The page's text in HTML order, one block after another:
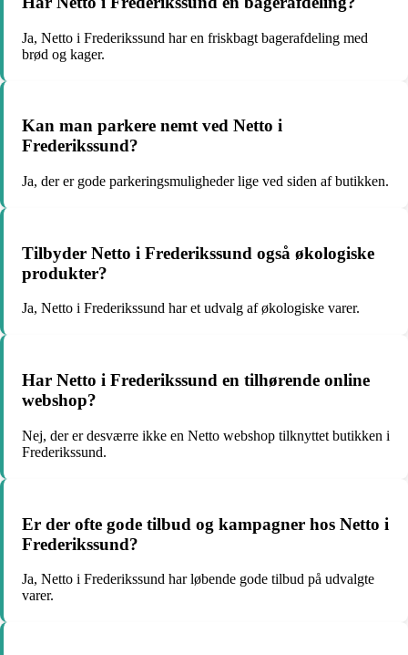
Ja, Netto i Frederikssund har en friskbagt bagerafdeling med
brød og kager.
Kan man parkere nemt ved Netto i
Frederikssund?
Ja, der er gode parkeringsmuligheder lige ved siden af butikken.
Tilbyder Netto i Frederikssund også økologiske
produkter?
Ja, Netto i Frederikssund har et udvalg af økologiske varer.
Har Netto i Frederikssund en tilhørende online
webshop?
Nej, der er desværre ikke en Netto webshop tilknyttet butikken i
Frederikssund.
Er der ofte gode tilbud og kampagner hos Netto i
Frederikssund?
Ja, Netto i Frederikssund har løbende gode tilbud på udvalgte
varer.